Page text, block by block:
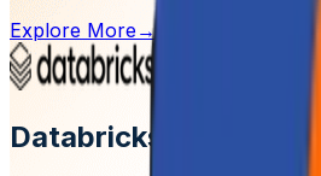
Explore More→
Databricks